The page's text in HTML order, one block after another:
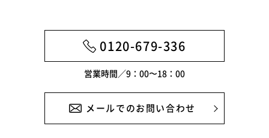
0120-679-336
営業時間／9：00〜18：00
メールでのお問い合わせ